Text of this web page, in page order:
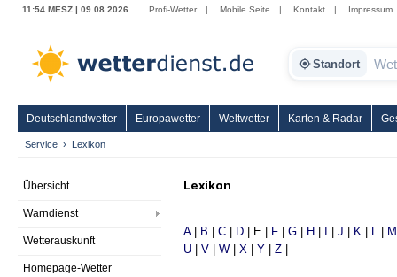
11:54 MESZ | 09.08.2026 Profi-Wetter | Mobile Seite | Kontakt | Impressum
Standort
Deutschlandwetter Europawetter Weltwetter Karten & Radar
Service Lexikon
Übersicht
Warndienst
Wetterauskunft
Homepage-Wetter
Lexikon
A| B C D | E | F G H J K L
M
U
V W X Y Z